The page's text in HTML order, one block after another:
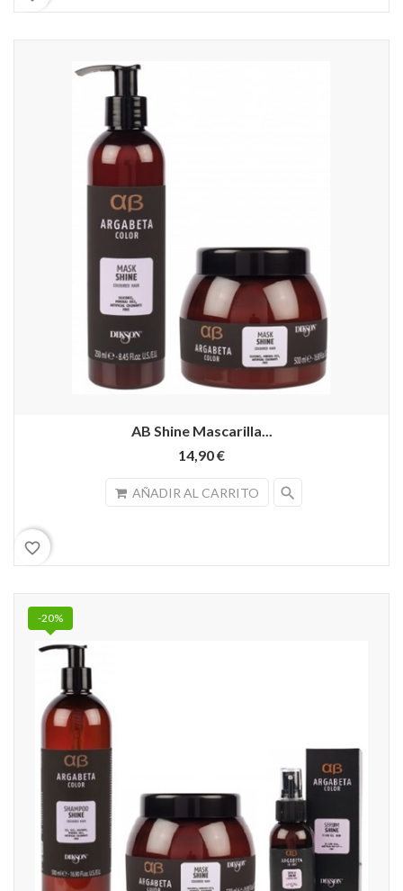
AB Shine Mascarilla...
14,90 €
AÑADIR AL CARRITO search
favorite_border
-20%